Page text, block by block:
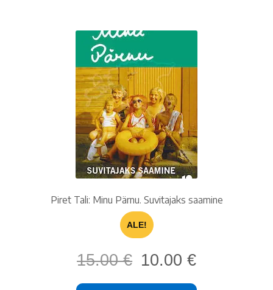
Piret Tali: Minu Pärnu. Suvitajaks saamine
ALE!
15.00€
Alkuperäinen
hinta
oli:
10.00 €Nykyinen
on: